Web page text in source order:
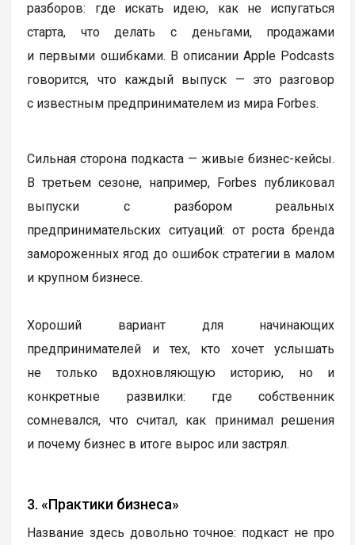
разборов: где искать идею, как не испугаться
старта, что делать с деньгами, продажами
и первыми ошибками. В описании Apple Podcasts
говорится, что каждый выпуск — это разговор
с известным предпринимателем из мира Forbes.
Сильная сторона подкаста — живые бизнес-кейсы.
В третьем сезоне, например, Forbes публиковал
выпуски с разбором реальных
предпринимательских ситуаций: от роста бренда
замороженных ягод до ошибок стратегии в малом
и крупном бизнесе.
Хороший вариант для начинающих
предпринимателей и тех, кто хочет услышать
не только вдохновляющую историю, но и
конкретные развилки: где собственник
сомневался, что считал, как принимал решения
и почему бизнес в итоге вырос или застрял.
3. «Практики бизнеса»
Название здесь довольно точное: подкаст не про